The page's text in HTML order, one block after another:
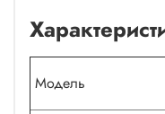
Модель